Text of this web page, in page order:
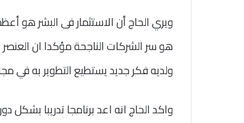
ويري الحاج أن الاستثمار فى البشر هو
هو سر الشركات الناجحة مؤكدا ان
ولديه فكر جديد يستطيع التطوير به في
واكد الحاج انه اعد برنامجا تدريبا